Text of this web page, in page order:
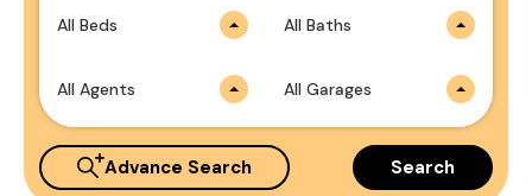
All Beds All Baths
All Agents All Garages
Advance Search Search